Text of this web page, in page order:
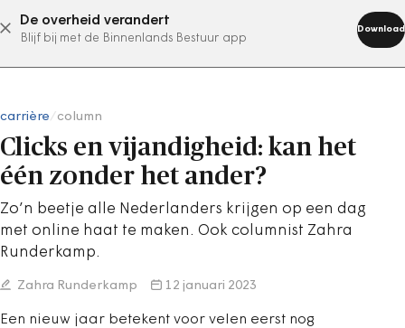
De overheid verandert
Blijf bij met de Binnenlands Bestuur app
Download
abonneer nu
carrière column
Clicks en vijandigheid: kan het
één zonder het ander?
Zo’n beetje alle Nederlanders krijgen op een dag
met online haat te maken. Ook columnist Zahra
Runderkamp.
Zahra Runderkamp 12 januari 2023
Een nieuw jaar betekent voor velen eerst nog